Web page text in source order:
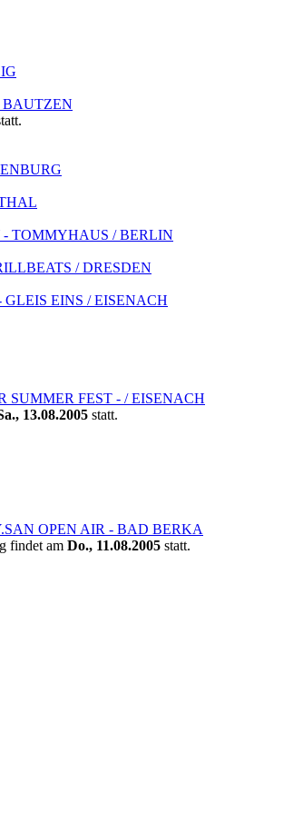
BAUTZEN
- TOMMYHAUS / BERLIN
/ DRESDEN
GLEIS EINS / EISENACH
SUMMER FEST - / EISENACH
13.08.2005 statt.
OPEN AIR - BAD BERKA
findet am Do., 11.08.2005 statt.